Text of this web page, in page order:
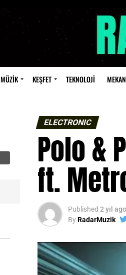
MÜZİK KEŞFET TEKNOLOJİ MEKAN
ELECTRONIC
Polo &
ft.
Published 2 yıl ago
ByRadarMuzik